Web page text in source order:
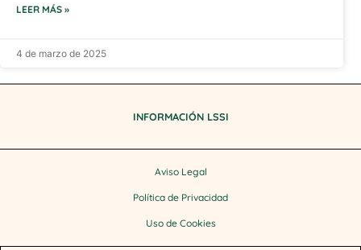
LEER MÁS »
4 de marzo de 2025
INFORMACIÓN LSSI
Aviso Legal
Política de Privacidad
Uso de Cookies